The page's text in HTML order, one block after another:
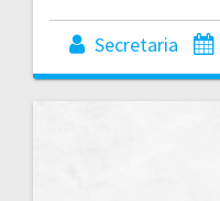
Secretaria